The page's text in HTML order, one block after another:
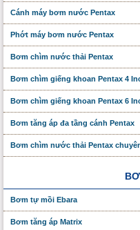
Cánh máy bơm nước Pentax
Phớt máy bơm nước Pentax
Bơm chìm nước thải Pentax
Bơm chìm giếng khoan Pentax 4
Bơm chìm giếng khoan Pentax 6
Bơm tăng áp đa tầng cánh Pentax
Bơm chìm nước thải Pentax
Bơm tự mồi Ebara
Bơm tăng áp Matrix